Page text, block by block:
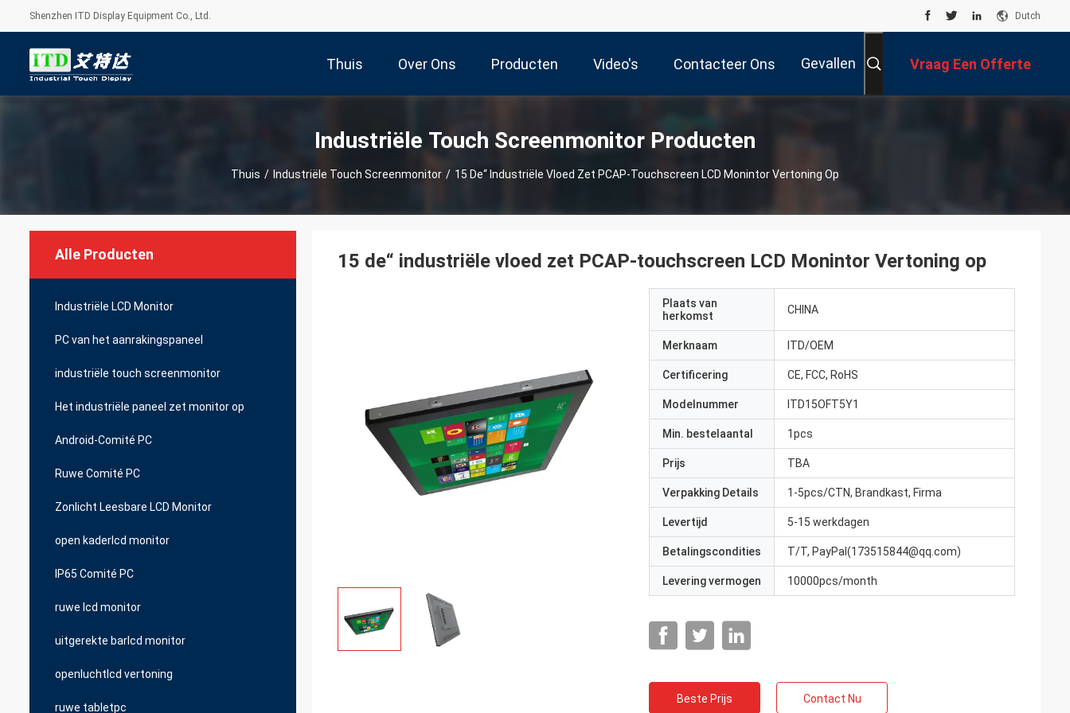
Shenzhen ITD Display Equipment Co., Ltd. Dutch
Thuis Over Ons Producten Video's Contacteer Ons Gevallen Vraag Een Offerte
Industriële Touch Screenmonitor Producten
Thuis / Industriële Touch Screenmonitor / 15 De“ Industriële Vloed Zet PCAP-Touchscreen LCD Monintor Vertoning Op
Alle Producten
Industriële LCD Monitor
PC van het aanrakingspaneel
industriële touch screenmonitor
Het industriële paneel zet monitor op
Android-Comité PC
Ruwe Comité PC
Zonlicht Leesbare LCD Monitor
open kaderlcd monitor
IP65 Comité PC
ruwe lcd monitor
uitgerekte barlcd monitor
openluchtlcd vertoning
ruwe tabletpc
15 de“ industriële vloed zet PCAP-touchscreen LCD Monintor Vertoning op
Plaats van
herkomst
CHINA
Merknaam ITD/OEM
Certificering CE, FCC, RoHS
Modelnummer ITD15OFT5Y1
Min. bestelaantal 1pcs
Prijs TBA
Verpakking Details 1-5pcs/CTN, Brandkast, Firma
Levertijd 5-15 werkdagen
Betalingscondities T/T, PayPal(173515844@qq.com)
Levering vermogen 10000pcs/month
Beste Prijs Contact Nu